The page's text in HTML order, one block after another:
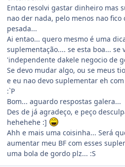
Entao resolvi gastar dinheiro mas
nao der nada, pelo menos nao fico
pesada...
Ai entao... quero mesmo é uma
suplementação.... se esta boa... se
'independente dakele negocio de
Se devo mudar algo, ou se meus
e eu nao devo suplementar eh
:`P
Bom... aguardo respostas galera...
Des de já agradeço, e peço
hehehehe :]
Ahh e mais uma coisinha... Será
aumentar meu BF com esses
uma bola de gordo plz... :S